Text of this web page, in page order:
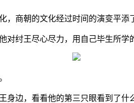
商朝的文化经过时间的演变平添
纣王尽心尽力，用自己毕生所学
身边，看看他的第三只眼看到了什